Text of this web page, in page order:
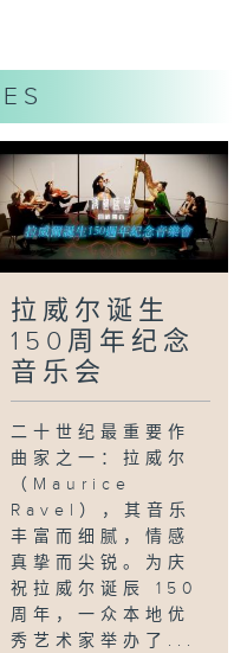
器)/《动物嘉年
章
巴琴协奏曲：第二
鸟的密语》
》：终曲
拉威尔诞生
150周年纪念
音乐会
二十世纪最重要作
曲家之一：拉威尔
（Maurice
Ravel），其音乐
丰富而细腻，情感
真挚而尖锐。为庆
祝拉威尔诞辰 150
周年，一众本地优
秀艺术家举办了...